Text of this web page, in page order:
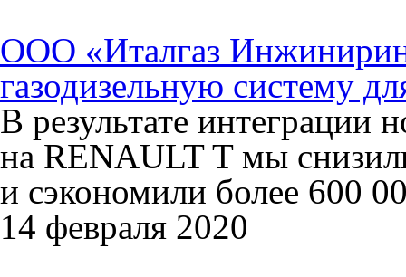
ООО «Италгаз
газодизельную систему
В результате интеграции
на RENAULT T мы
и сэкономили более 600
14 февраля 2020